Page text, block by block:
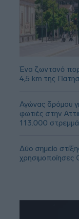
Ένα ζωντανό
4,5 km της
Αγώνας δρόμου
φωτιές στην
113.000
Δύο σημείο
χρησιμοποίησες